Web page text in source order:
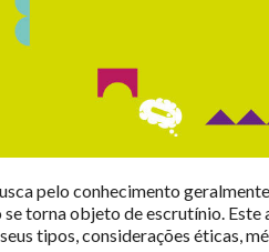
pelo conhecimento
se torna objeto de escrutínio.
tipos, considerações éticas,